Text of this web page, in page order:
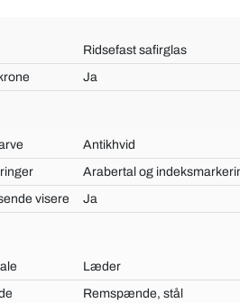
Ridsefast safirglas
Ja
Antikhvid
Arabertal og
visere
Ja
Læder
Remspænde, stål